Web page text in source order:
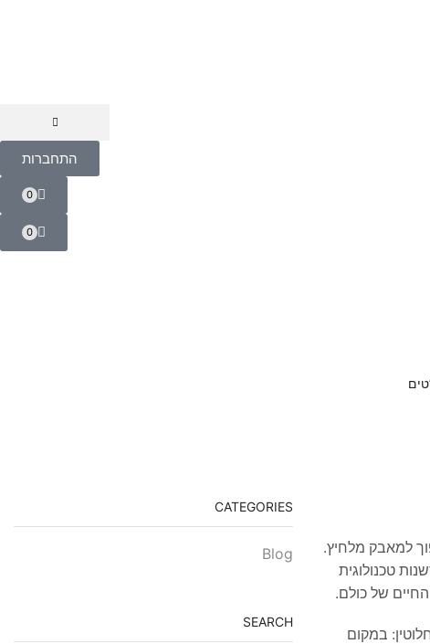
התחברות
0
0
למאבק מלחיץ.
טכנולוגית
של כולם.
במקום
CATEGORIES
Blog
SEARCH